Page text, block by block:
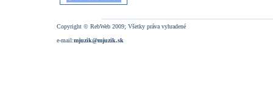
Copyright © RebWeb 2009; Všetky práva vyhradené
e-mail:mjuzik@mjuzik.sk